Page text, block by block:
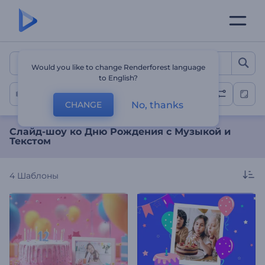
Слайд-шоу ко Дню
Слайд-Шоу на День Рождения
Слайд-шоу ко Дню Рождения с Музыкой и
Текстом
4 Шаблоны
Would you like to change Renderforest language
to English?
CHANGE No, thanks